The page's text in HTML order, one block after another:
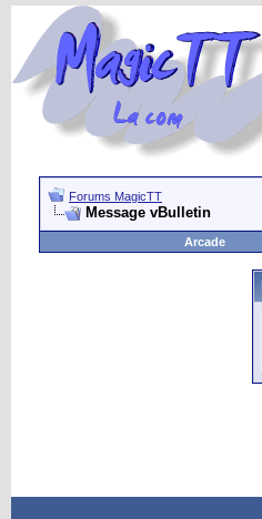
Forums MagicTT
Message vBulletin
Arcade